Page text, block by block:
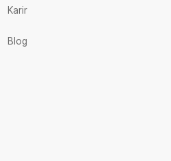
Karir
Blog